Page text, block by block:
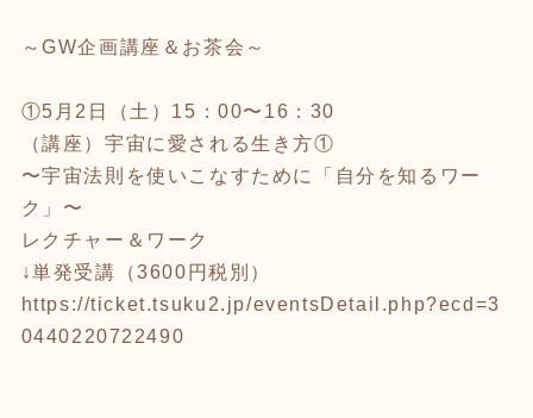
～GW企画講座＆お茶会～
①5月2日（土）15：00〜16：30
（講座）宇宙に愛される生き方①
〜宇宙法則を使いこなすために「自分を知るワー
ク」〜
レクチャー＆ワーク
↓単発受講（3600円税別）
https://ticket.tsuku2.jp/eventsDetail.php?ecd=3
0440220722490